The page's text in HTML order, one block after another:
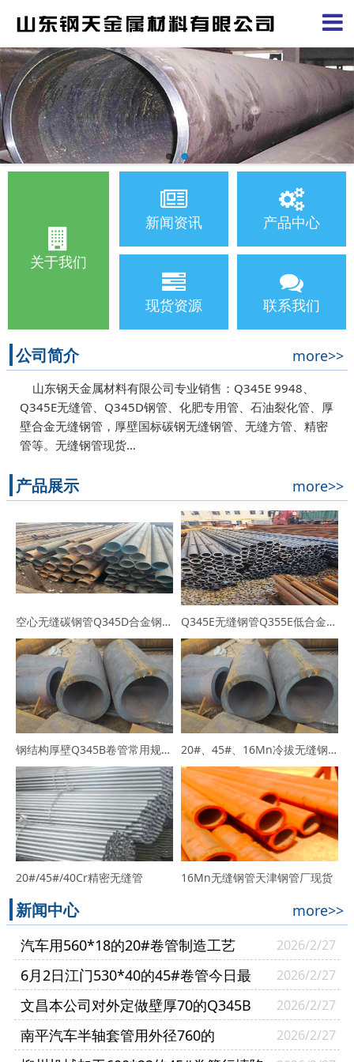
关于我们
新闻资讯 产品中心
现货资源 联系我们
公司简介 more>>
山东钢天金属材料有限公司专业销售：Q345E 9948、
Q345E无缝管、Q345D钢管、化肥专用管、石油裂化管、厚
壁合金无缝钢管，厚壁国标碳钢无缝钢管、无缝方管、精密
管等。无缝钢管现货…
产品展示 more>>
空心无缝碳钢管Q345D合金钢管高压化肥设备低温无缝管 Q345E无缝钢管Q355E低合金高强度钢管
钢结构厚壁Q345B卷管常用规格Q345B报价 20#、45#、16Mn冷拔无缝钢管
20#/45#/40Cr精密无缝管 16Mn无缝钢管天津钢管厂现货
新闻中心
more>>
汽车用560*18的20#卷管制造工艺
2026/2/27
6月2日江门530*40的45#卷管今日最
新报价
2026/2/27
文昌本公司对外定做壁厚70的Q345B
卷管行情调整比较剧烈
2026/2/27
南平汽车半轴套管用外径760的
2026/2/27